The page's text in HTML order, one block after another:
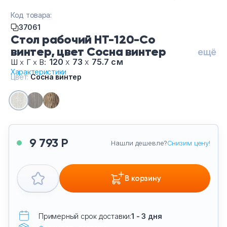
Стол рабочий НТ-120-Со
винтер, цвет Сосна винтер
ещё
Шх Г х В: 120х 73х 75.7 см
Характеристики
Код товара:
37061
9 793 Р Нашли дешевле?Снизим цену!
В корзину
Примерный срок доставки:1 - 3 дня
Цвет:Сосна винтер
Офисные шкафы
Офисные диваны
Искусственные растения
Кашпо